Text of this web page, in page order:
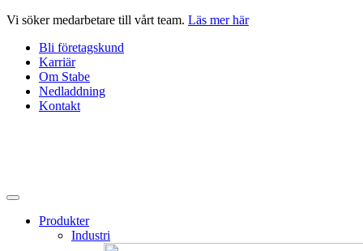
Hoppa
innehåll
Vi söker medarbetare till vårt team. Läs mer här
Bli företagskund
Karriär
Om Stabe
Nedladdning
Kontakt
Produkter
Industri